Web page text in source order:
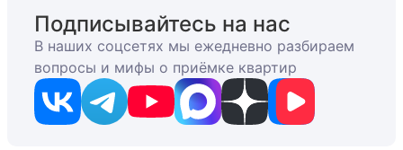
Подписывайтесь на нас
В наших соцсетях мы ежедневно разбираем
вопросы и мифы о приёмке квартир